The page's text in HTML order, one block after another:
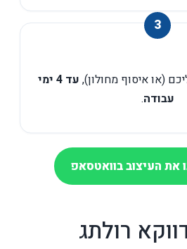
(או איסוף מחולון),
עד 4 ימי
עבודה.
את העיצוב בוואטסאפ
רולתג